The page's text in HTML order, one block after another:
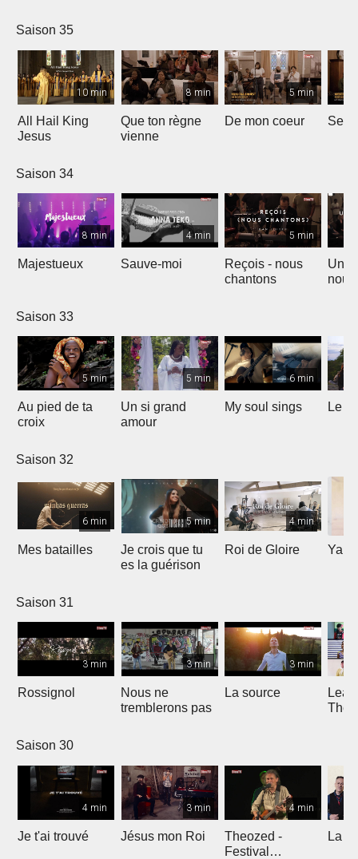
Saison 35
10 min
All Hail King
Jesus
8 min
Que ton règne
vienne
5 min
De mon coeur
Saison 34
8 min
Majestueux
4 min
Sauve-moi
5 min
Reçois - nous
chantons
Un
Saison 33
5 min
Au pied de ta
croix
5 min
Un si grand
amour
6 min
My soul sings Le
Saison 32
6 min
Mes batailles
5 min
Je crois que tu
es la guérison
4 min
Roi de Gloire
Saison 31
3 min
Rossignol
3 min
Nous ne
tremblerons pas
3 min
La source
The
Saison 30
4 min
Je t'ai trouvé
3 min
Jésus mon Roi
4 min
Theozed -
Festival
La